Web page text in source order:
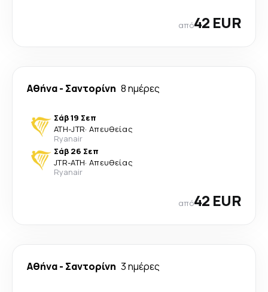
από42 EUR
Αθήνα- Σαντορίνη 8 ημέρες
Σάβ 19 Σεπ
ATH-JTR· Απευθείας
Ryanair
Σάβ 26 Σεπ
JTR-ATH· Απευθείας
Ryanair
από42 EUR
Αθήνα- Σαντορίνη 3 ημέρες